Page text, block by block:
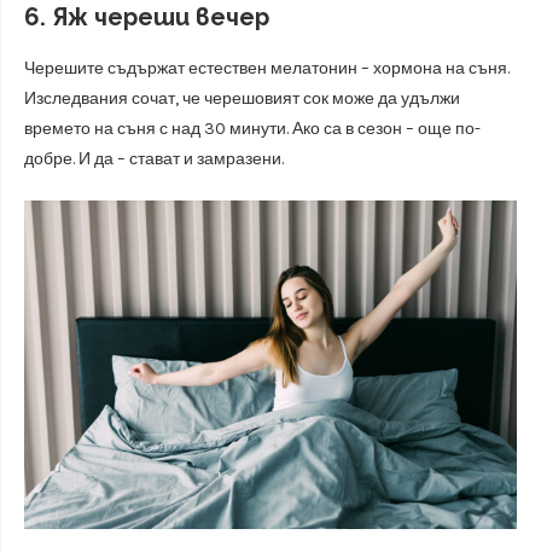
6. Яж череши вечер
Черешите съдържат естествен мелатонин – хормона на съня.
Изследвания сочат, че черешовият сок може да удължи
времето на съня с над 30 минути. Ако са в сезон – още по-
добре. И да – стават и замразени.